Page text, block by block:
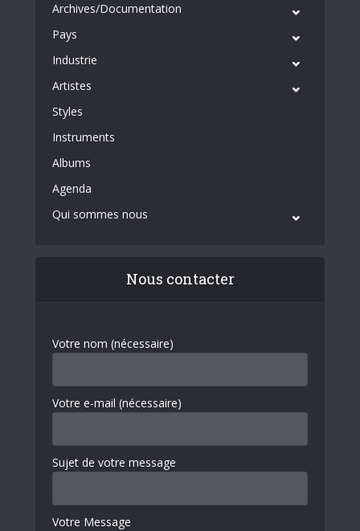
Archives/Documentation
Pays
Industrie
Artistes
Styles
Instruments
Albums
Agenda
Qui sommes nous
Nous contacter
Votre nom (nécessaire)
Votre e-mail (nécessaire)
Sujet de votre message
Votre Message